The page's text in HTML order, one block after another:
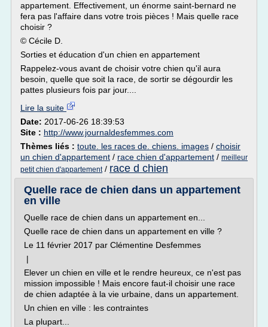
appartement. Effectivement, un énorme saint-bernard ne
fera pas l'affaire dans votre trois pièces ! Mais quelle race
choisir ?
© Cécile D.
Sorties et éducation d'un chien en appartement
Rappelez-vous avant de choisir votre chien qu'il aura
besoin, quelle que soit la race, de sortir se dégourdir les
pattes plusieurs fois par jour....
Lire la suite
Date: 2017-06-26 18:39:53
Site : http://www.journaldesfemmes.com
Thèmes liés : toute. les races de. chiens. images / choisir
un chien d'appartement / race chien d'appartement / meilleur
petit chien d'appartement/ race d chien
Quelle race de chien dans un appartement
en ville
Quelle race de chien dans un appartement en...
Quelle race de chien dans un appartement en ville ?
Le 11 février 2017 par Clémentine Desfemmes
|
Elever un chien en ville et le rendre heureux, ce n'est pas
mission impossible ! Mais encore faut-il choisir une race
de chien adaptée à la vie urbaine, dans un appartement.
Un chien en ville : les contraintes
La plupart...